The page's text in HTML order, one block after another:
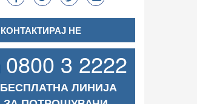
КОНТАКТИРАЈ НЕ
0800 3 2222
БЕСПЛАТНА ЛИНИЈА